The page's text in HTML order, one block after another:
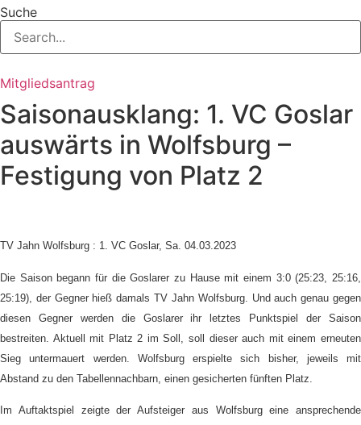
Suche
Mitgliedsantrag
Saisonausklang: 1. VC Goslar
auswärts in Wolfsburg –
Festigung von Platz 2
TV Jahn Wolfsburg : 1. VC Goslar, Sa. 04.03.2023
Die Saison begann für die Goslarer zu Hause mit einem 3:0 (25:23, 25:16,
25:19), der Gegner hieß damals TV Jahn Wolfsburg. Und auch genau gegen
diesen Gegner werden die Goslarer ihr letztes Punktspiel der Saison
bestreiten. Aktuell mit Platz 2 im Soll, soll dieser auch mit einem erneuten
Sieg untermauert werden. Wolfsburg erspielte sich bisher, jeweils mit
Abstand zu den Tabellennachbarn, einen gesicherten fünften Platz.
Im Auftaktspiel zeigte der Aufsteiger aus Wolfsburg eine ansprechende